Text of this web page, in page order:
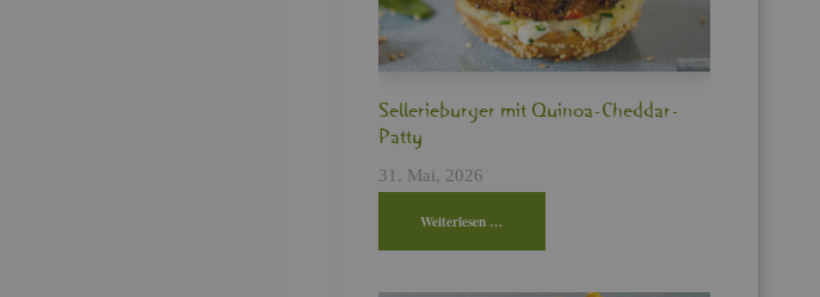
Sel­le­rie­bur­ger mit Qui­noa-Ched­dar-
Patty
31. Mai, 2026
Wei­ter­le­sen …